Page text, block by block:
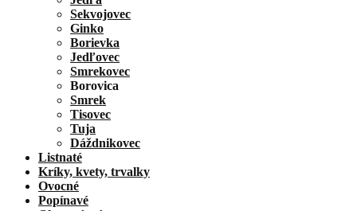
Sekvojovec
Ginko
Borievka
Jedľovec
Smrekovec
Borovica
Smrek
Tisovec
Tuja
Dáždnikovec
Listnaté
Kríky, kvety, trvalky
Ovocné
Popínavé